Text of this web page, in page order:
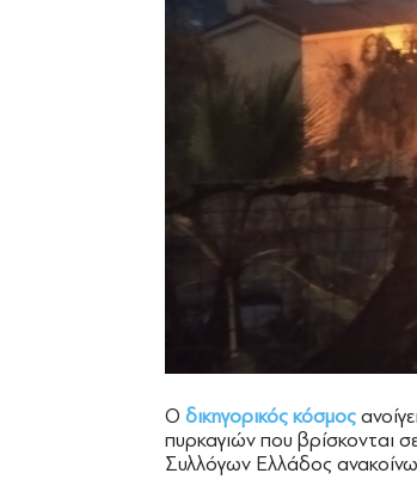
Ο δικηγορικός κόσμος
πυρκαγιών που βρίσκονται σε
Συλλόγων Ελλάδος